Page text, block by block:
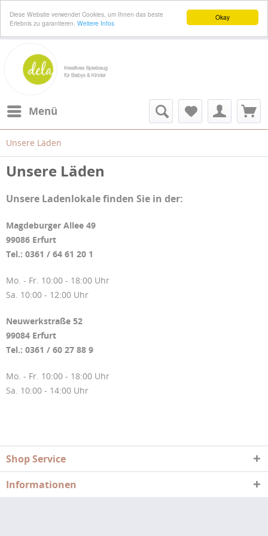
Okay
Diese Website verwendet Cookies, um Ihnen das beste
Erlebnis zu garantieren. Weitere Infos
Menü
Unsere Läden
Unsere Läden
Unsere Ladenlokale finden Sie in der:
Magdeburger Allee 49
99086 Erfurt
Tel.: 0361 / 64 61 20 1
Mo. - Fr. 10:00 - 18:00 Uhr
Sa. 10:00 - 12:00 Uhr
Neuwerkstraße 52
99084 Erfurt
Tel.: 0361 / 60 27 88 9
Mo. - Fr. 10:00 - 18:00 Uhr
Sa. 10:00 - 14:00 Uhr
Shop Service
Informationen